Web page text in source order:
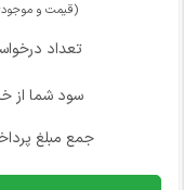
(قیمت و
تعداد
سود شما از
جمع مبلغ